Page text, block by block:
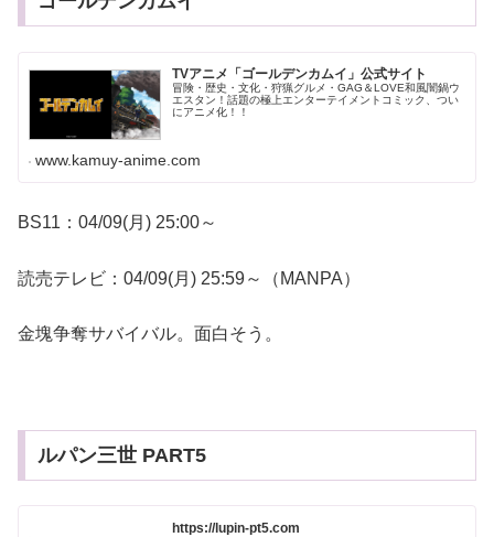
TVアニメ「ゴールデンカムイ」公式サイト
冒険・歴史・文化・狩猟グルメ・GAG＆LOVE和風闇鍋ウ
エスタン！話題の極上エンターテイメントコミック、つい
にアニメ化！！
www.kamuy-anime.com
BS11：04/09(月) 25:00～
読売テレビ：04/09(月) 25:59～（MANPA）
金塊争奪サバイバル。面白そう。
ルパン三世 PART5
https://lupin-pt5.com